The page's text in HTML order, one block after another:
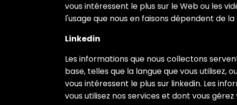
vous intéressent le plus sur le Web ou les
l'usage que nous en faisons dépendent de
Linkedin
Les informations que nous collectons
base, telles que la langue que vous utilisez,
vous intéressent le plus sur linkedin. Les
vous utilisez nos services et dont vous
+33 6 65 56 62 09